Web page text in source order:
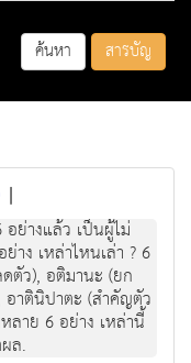
ค้นหา สารบัญ
|
ย่างแล้ว เป็นผู้ไม่
าง เหล่าไหนเล่า ? 6
ตัว), อติมานะ (ยก
าตินิปาตะ (สำคัญตัว
ลาย 6 อย่าง เหล่านี้
ล.